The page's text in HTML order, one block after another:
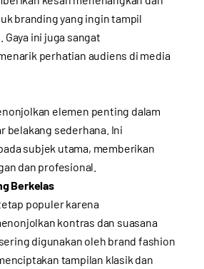
branding yang ingin tampil
ini juga sangat
perhatian audiens di media
elemen penting dalam
belakang sederhana. Ini
subjek utama, memberikan
dan profesional.
Berkelas
populer karena
kontras dan suasana
digunakan oleh brand fashion
tampilan klasik dan